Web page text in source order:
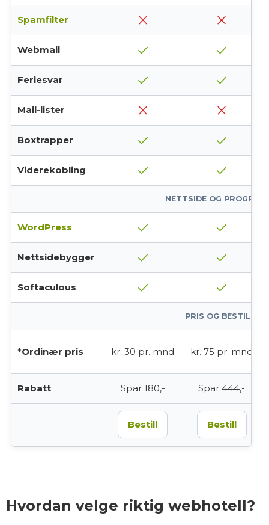
Spamfilter close close
Webmail check check
Feriesvar check check
Mail-lister close close
Boxtrapper check check
Viderekobling check check
NETTSIDE OG
WordPress check check
Nettsidebygger check check
Softaculous check check
PRIS OG BESTILLING
*Ordinær pris kr. 30 pr. mnd kr. 75 pr. mnd
Rabatt Spar 180,- Spar 444,-
Bestill Bestill
Hvordan velge riktig webhotell?